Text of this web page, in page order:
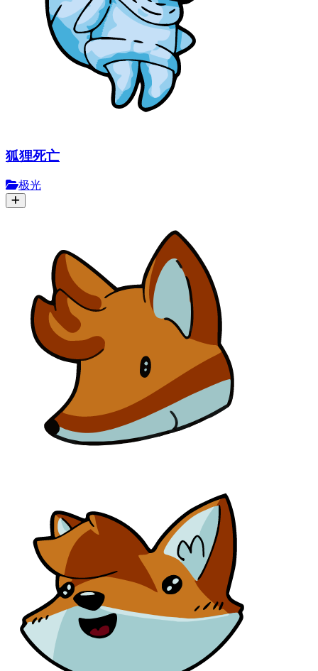
狐狸死亡
极光